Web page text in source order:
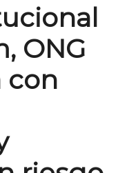
ONG
con